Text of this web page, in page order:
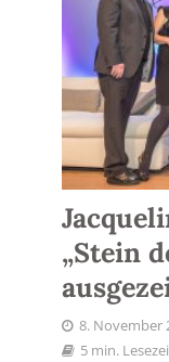
„Stein
8. November
5 min.